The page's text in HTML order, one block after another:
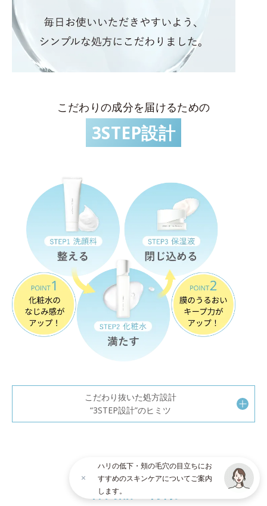
こだわりの成分を届けるための
3STEP設計
こだわり抜いた処方設計
“3STEP設計”のヒミツ
オルビスユー シリーズ
各商品の特徴
ハリの低下・頬の毛穴の目立ちにお
すすめのスキンケアについてご案内
します。